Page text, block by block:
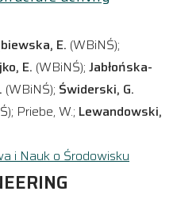
E. (WBiNŚ);
E. (WBiNŚ); Jabłońska-
(WBiNŚ); Świderski, G.
Priebe, W.; Lewandowski,
i Nauk o Środowisku